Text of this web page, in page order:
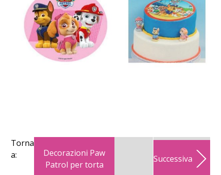
Torna
a:
Decorazioni Paw
Patrol per torta
Successiva